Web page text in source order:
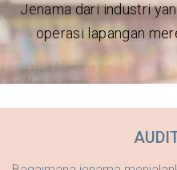
Jenama dari industri
operasi lapangan